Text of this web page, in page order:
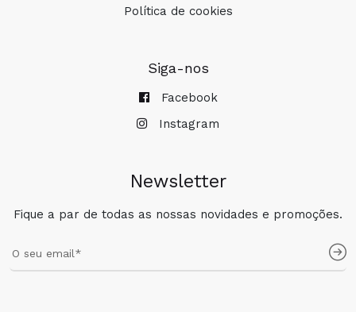
Política de cookies
Siga-nos
Facebook
Instagram
Newsletter
Fique a par de todas as nossas novidades e promoções.